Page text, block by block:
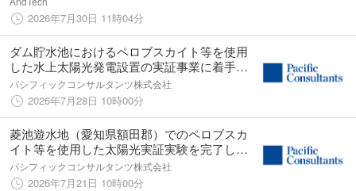
ン全体像と事業化見通し～」WEBオンライン
Zoomセミナーを開催予定
2026年7月30日 11時04分
ダム貯水池におけるペロブスカイト等を使用
した水上太陽光発電設置の実証事業に着手し
ます
パシフィックコンサルタンツ株式会社
2026年7月28日 10時00分
菱池遊水地（愛知県額田郡）でのペロブスカ
イト等を使用した太陽光実証実験を完了しま
した ～水インフラ空間を活用した新たな再生
可能エネルギー導入手法の有効性を確認～
パシフィックコンサルタンツ株式会社
2026年7月21日 10時00分